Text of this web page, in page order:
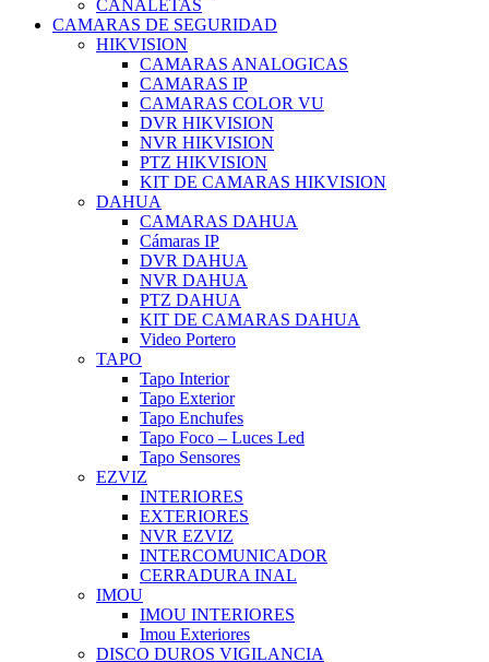
CANALETAS
CAMARAS DE SEGURIDAD
HIKVISION
CAMARAS ANALOGICAS
CAMARAS IP
CAMARAS COLOR VU
DVR HIKVISION
NVR HIKVISION
PTZ HIKVISION
KIT DE CAMARAS HIKVISION
DAHUA
CAMARAS DAHUA
Cámaras IP
DVR DAHUA
NVR DAHUA
PTZ DAHUA
KIT DE CAMARAS DAHUA
Video Portero
TAPO
Tapo Interior
Tapo Exterior
Tapo Enchufes
Tapo Foco – Luces Led
Tapo Sensores
EZVIZ
INTERIORES
EXTERIORES
NVR EZVIZ
INTERCOMUNICADOR
CERRADURA INAL
IMOU
IMOU INTERIORES
Imou Exteriores
DISCO DUROS VIGILANCIA